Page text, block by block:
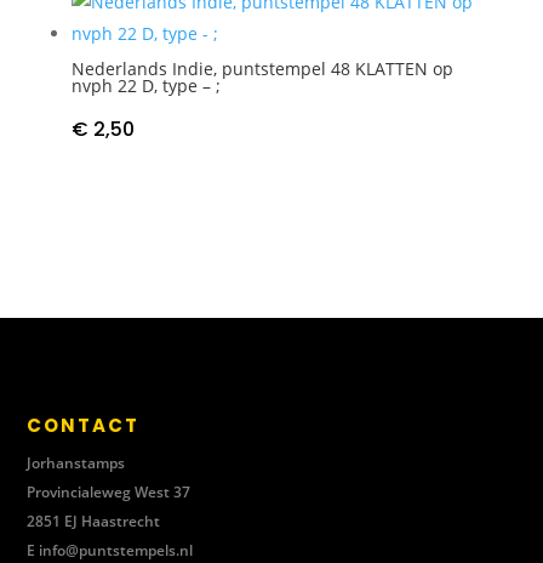
Nederlands Indie, puntstempel 48 KLATTEN op
nvph 22 D, type – ;
€ 2,50
CONTACT
Jorhanstamps
Provincialeweg West 37
2851 EJ Haastrecht
E info@puntstempels.nl